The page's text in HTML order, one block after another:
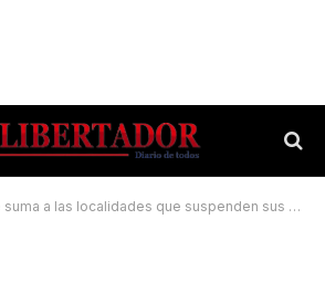
a las localidades que suspenden sus carnavales 2022